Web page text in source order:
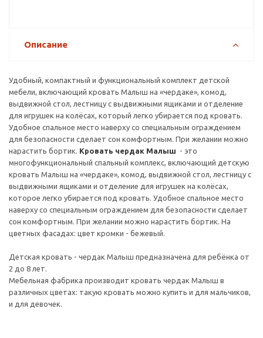
Описание
Удобный, компактный и функциональный комплект детской
мебели, включающий кровать Малыш на «чердаке», комод,
выдвижной стол, лестницу с выдвижными ящиками и отделение
для игрушек на колёсах, который легко убирается под кровать.
Удобное спальное место наверху со специальным ограждением
для безопасности сделает сон комфортным. При желании можно
нарастить бортик. Кровать чердак Малыш - это
многофункциональный спальный комплекс, включающий детскую
кровать Малыш на «чердаке», комод, выдвижной стол, лестницу с
выдвижными ящиками и отделение для игрушек на колёсах,
которое легко убирается под кровать. Удобное спальное место
наверху со специальным ограждением для безопасности сделает
сон комфортным. При желании можно нарастить бортик. На
цветных фасадах: цвет кромки - бежевый.
Детская кровать - чердак Малыш предназначена для ребёнка от
2 до 8 лет.
Мебельная фабрика производит кровать чердак Малыш в
различных цветах: такую кровать можно купить и для мальчиков,
и для девочек.